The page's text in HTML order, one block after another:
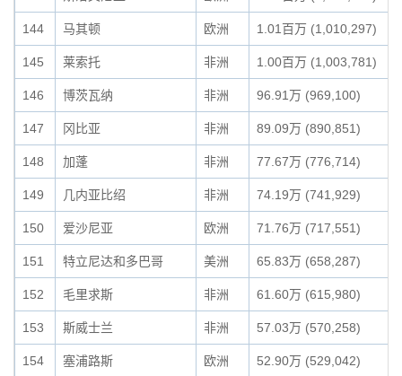
144 马其顿 欧洲 1.01百万 (1,010,297)
145 莱索托 非洲 1.00百万 (1,003,781)
146 博茨瓦纳 非洲 96.91万 (969,100)
147 冈比亚 非洲 89.09万 (890,851)
148 加蓬 非洲 77.67万 (776,714)
149 几内亚比绍 非洲 74.19万 (741,929)
150 爱沙尼亚 欧洲 71.76万 (717,551)
151 特立尼达和多巴哥 美洲 65.83万 (658,287)
152 毛里求斯 非洲 61.60万 (615,980)
153 斯威士兰 非洲 57.03万 (570,258)
154 塞浦路斯 欧洲 52.90万 (529,042)